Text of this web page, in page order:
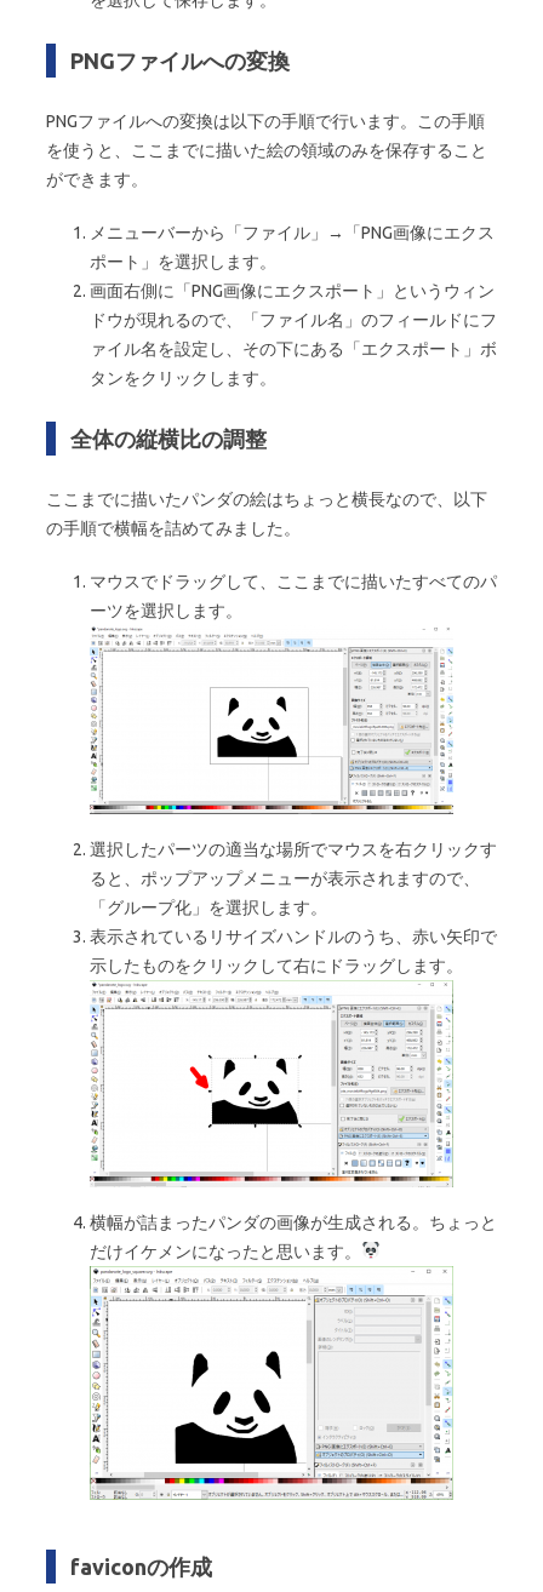
PNGファイルへの変換
PNGファイルへの変換は以下の手順で行います。この手順
を使うと、ここまでに描いた絵の領域のみを保存すること
ができます。
メニューバーから「ファイル」→「PNG画像にエクス
ポート」を選択します。
画面右側に「PNG画像にエクスポート」というウィン
ドウが現れるので、「ファイル名」のフィールドにフ
ァイル名を設定し、その下にある「エクスポート」ボ
タンをクリックします。
全体の縦横比の調整
ここまでに描いたパンダの絵はちょっと横長なので、以下
の手順で横幅を詰めてみました。
マウスでドラッグして、ここまでに描いたすべてのパ
ーツを選択します。
選択したパーツの適当な場所でマウスを右クリックす
ると、ポップアップメニューが表示されますので、
「グループ化」を選択します。
表示されているリサイズハンドルのうち、赤い矢印で
示したものをクリックして右にドラッグします。
横幅が詰まったパンダの画像が生成される。ちょっと
だけイケメンになったと思います。
faviconの作成